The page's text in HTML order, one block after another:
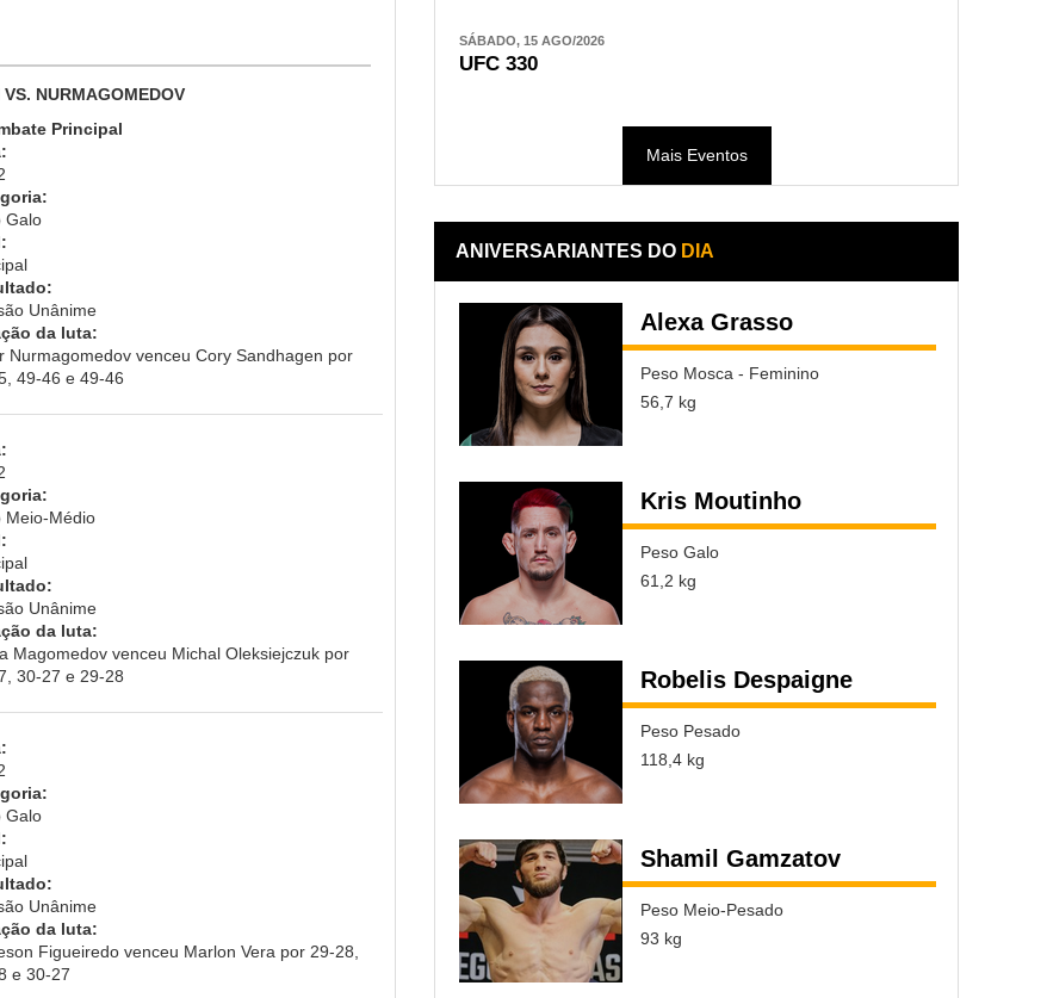
NURMAGOMEDOV
Principal
Galo
Unânime
da luta:
Nurmagomedov venceu Cory Sandhagen por
49-46 e 49-46
Meio-Médio
Unânime
da luta:
Magomedov venceu Michal Oleksiejczuk por
30-27 e 29-28
Galo
Unânime
da luta:
Figueiredo venceu Marlon Vera por 29-28,
e 30-27
SÁBADO, 15 AGO/2026
UFC 330
Mais Eventos
ANIVERSARIANTES DO DIA
Alexa Grasso
Peso Mosca - Feminino
56,7 kg
Kris Moutinho
Peso Galo
61,2 kg
Robelis Despaigne
Peso Pesado
118,4 kg
Shamil Gamzatov
Peso Meio-Pesado
93 kg